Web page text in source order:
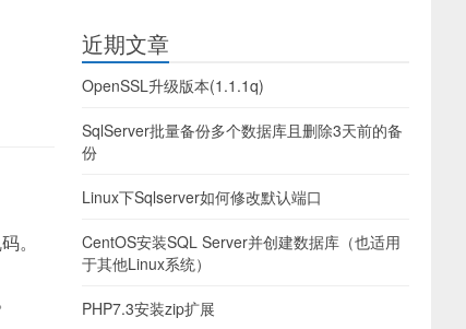
。
近期文章
OpenSSL升级版本(1.1.1q)
SqlServer批量备份多个数据库且删除3天前的备
份
Linux下Sqlserver如何修改默认端口
CentOS安装SQL Server并创建数据库（也适用
于其他Linux系统）
PHP7.3安装zip扩展